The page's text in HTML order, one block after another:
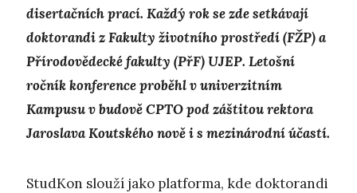
disertačních prací. Každý rok se zde setkávají
doktorandi z Fakulty životního prostředí (FŽP) a
Přírodovědecké fakulty (PřF) UJEP. Letošní
ročník konference proběhl v univerzitním
Kampusu v budově CPTO pod záštitou rektora
Jaroslava Koutského nově i s mezinárodní účastí.
StudKon slouží jako platforma, kde doktorandi